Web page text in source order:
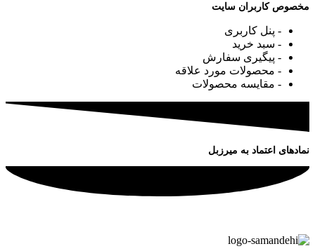
مخصوص کاربران سایت
- پنل کاربری
- سبد خرید
- پیگیری سفارش
- محصولات مورد علاقه
- مقایسه محصولات
نمادهای اعتماد به میرزبل